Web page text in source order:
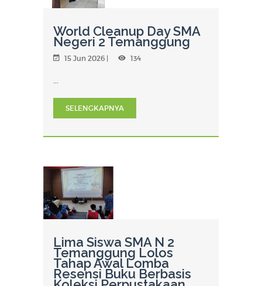
World Cleanup Day SMA
Negeri 2 Temanggung
15 Jun 2026 | 134
...
SELENGKAPNYA
Lima Siswa SMA N 2
Temanggung Lolos
Tahap Awal Lomba
Resensi Buku Berbasis